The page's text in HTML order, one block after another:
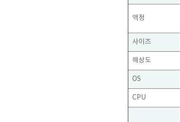
액정
사이즈
해상도
OS
CPU